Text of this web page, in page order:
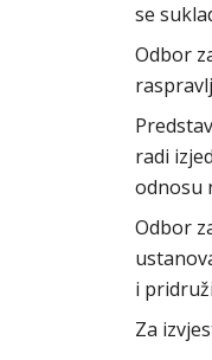
se
Odbor
radi
odnosu
Odbor
i
Za